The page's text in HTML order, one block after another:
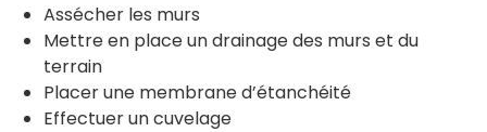
Assécher les murs
Mettre en place un drainage des murs et du
terrain
Placer une membrane d’étanchéité
Effectuer un cuvelage